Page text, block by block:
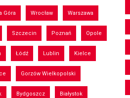
Góra Wrocław Warszawa
Szczecin Poznań Opole
Łódź Lublin Kielce
Gorzów Wielkopolski
Bydgoszcz Białystok